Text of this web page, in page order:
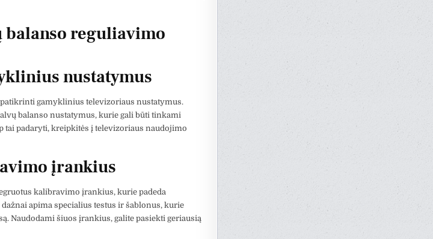
reguliavimo
nustatymus
gamyklinius televizoriaus nustatymus.
balanso nustatymus, kurie gali būti tinkami
tai padaryti, kreipkitės į televizoriaus naudojimo
įrankius
kalibravimo įrankius, kurie padeda
apima specialius testus ir šablonus, kurie
Naudodami šiuos įrankius, galite pasiekti geriausią